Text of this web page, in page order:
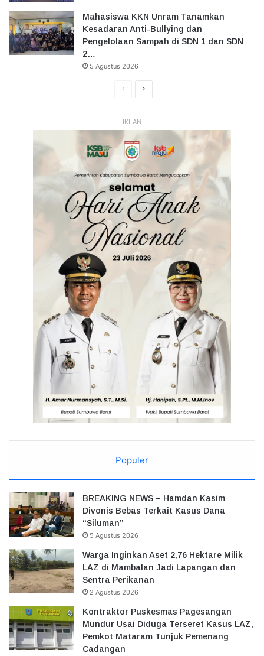
Mahasiswa KKN Unram Tanamkan
Kesadaran Anti-Bullying dan
Pengelolaan Sampah di SDN 1 dan SDN
2…
5 Agustus 2026
HalamanHalaman
IKLAN
Populer
BREAKING NEWS – Hamdan Kasim
Divonis Bebas Terkait Kasus Dana
“Siluman”
5 Agustus 2026
Warga Inginkan Aset 2,76 Hektare Milik
LAZ di Mambalan Jadi Lapangan dan
Sentra Perikanan
2 Agustus 2026
Kontraktor Puskesmas Pagesangan
Mundur Usai Diduga Terseret Kasus LAZ,
Pemkot Mataram Tunjuk Pemenang
Cadangan